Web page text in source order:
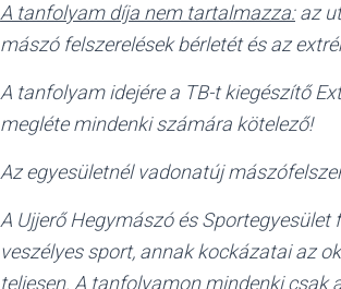
A tanfolyam díja nem tartalmazza:az
mászó felszerelések bérletét és az
A tanfolyam idejére a TB-t kiegészítő
megléte mindenki számára kötelező!
Az egyesületnél vadonatúj
A Ujjerő Hegymászó és
veszélyes sport, annak kockázatai az
teljesen. A tanfolyamon mindenki csak